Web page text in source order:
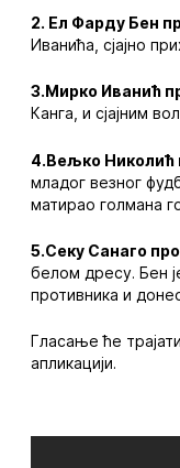
2. Ел Фарду Бен
Иванића, сјајно
3.Мирко Иванић
Канга, и сјајним
4.Вељко Николић
младог везног
матирао голмана
5.Секу Санаго
белом дресу. Бен
противника и
Гласање ће
апликацији.